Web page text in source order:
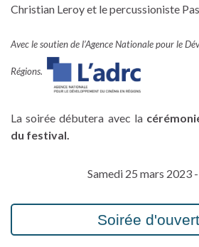
Christian Leroy et le percussioniste
Avec le soutien de l’Agence Nationale pour le
Régions.
La soirée débutera avec la
du festival.
Samedi 25 mars 2023
Soirée